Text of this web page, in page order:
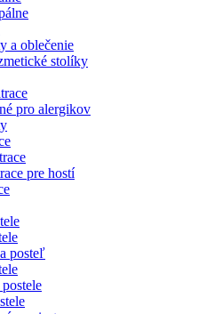
a oblečenie
stolíky
pro alergikov
pre hostí
posteľ